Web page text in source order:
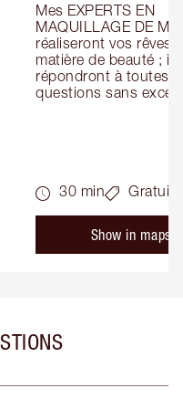
Mes EXPERTS EN
MAQUILLAGE DE
réaliseront vos rêves
matière de beauté ; ils
répondront à toutes
questions sans
30 min Gratuit
Show in maps